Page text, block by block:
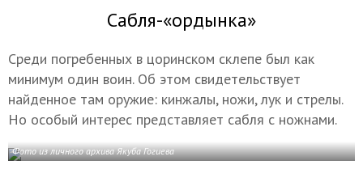
Сабля-«ордынка»
Среди погребенных в цоринском склепе был как
минимум один воин. Об этом свидетельствует
найденное там оружие: кинжалы, ножи, лук и стрелы.
Но особый интерес представляет сабля с ножнами.
Фото из личного архива Якуба Гогиева